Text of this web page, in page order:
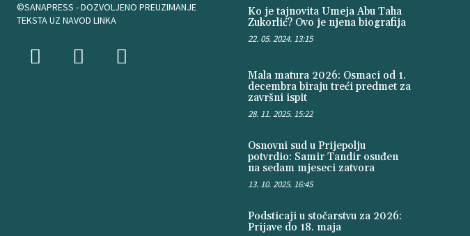
©SANAPRESS - DOZVOLJENO PREUZIMANJE
TEKSTA UZ NAVOD LINKA
Ko je tajnovita Umeja Abu Taha
Zukorlić? Ovo je njena biografija
22. 05. 2024. 13:15
Mala matura 2026: Osmaci od 1.
decembra biraju treći predmet za
završni ispit
28. 11. 2025. 15:22
Osnovni sud u Prijepolju
potvrdio: Samir Tandir osuđen
na sedam mjeseci zatvora
13. 10. 2025. 16:45
Podsticaji u stočarstvu za 2026:
Prijave do 18. maja